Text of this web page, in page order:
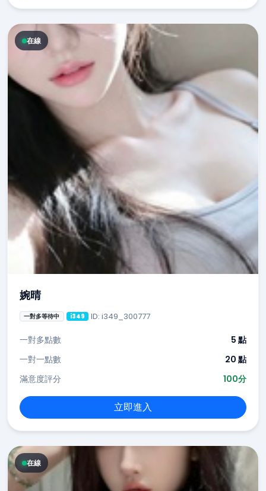
在線
婉晴
一對多等待中 i349 ID: i349_300777
一對多點數
5 點
一對一點數
20 點
滿意度評分
100分
立即進入
在線